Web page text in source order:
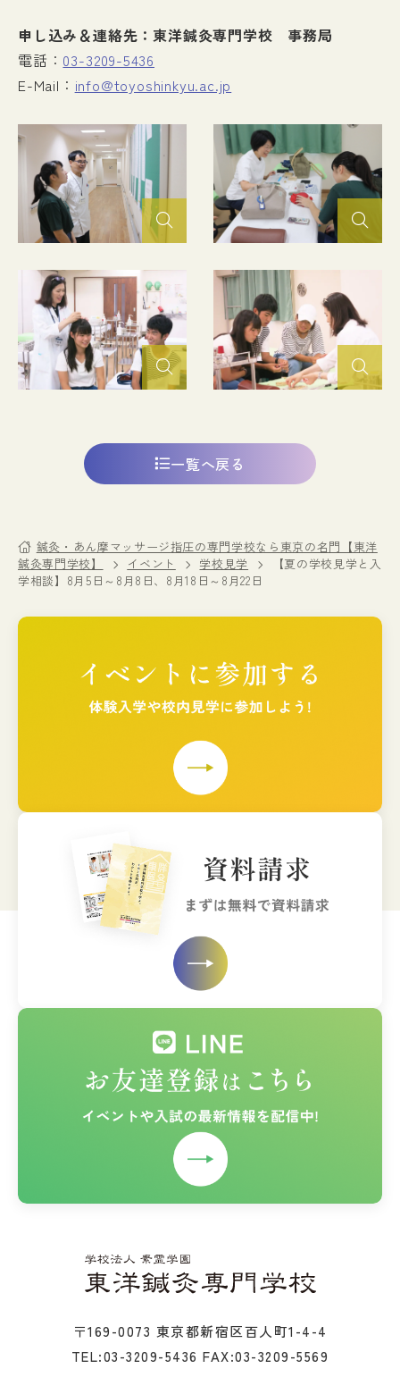
申し込み＆連絡先：東洋鍼灸専門学校 事務局
電話： 03-3209-5436
E-Mail： info@toyoshinkyu.ac.jp
一覧へ戻る
鍼灸・あん摩マッサージ指圧の専門学校なら東京の名門【東洋
鍼灸専門学校】
イベント 学校見学
【夏の学校見学と入
学相談】8月5日～8月8日、8月18日～8月22日
〒169-0073 東京都新宿区百人町1-4-4
TEL:03-3209-5436 FAX:03-3209-5569